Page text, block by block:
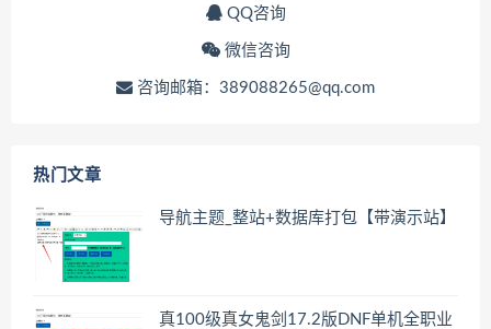
QQ咨询
微信咨询
咨询邮箱：389088265@qq.com
热门文章
导航主题_整站+数据库打包【带演示站】
真100级真女鬼剑17.2版DNF单机全职业